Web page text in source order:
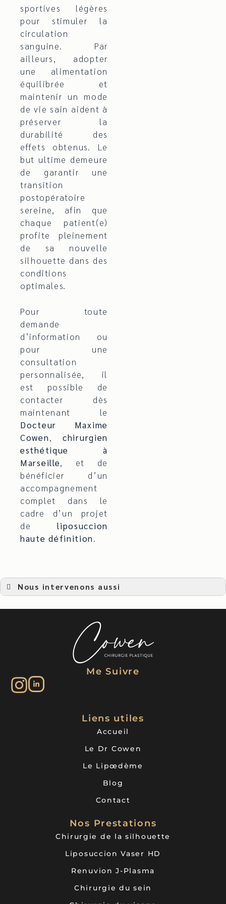
sportives légères
pour stimuler la
circulation
sanguine. Par
ailleurs, adopter
une alimentation
équilibrée et
maintenir un mode
de vie sain aident à
préserver la
durabilité des
effets obtenus. Le
but ultime demeure
de garantir une
transition
postopératoire
sereine, afin que
chaque patient(e)
profite pleinement
de sa nouvelle
silhouette dans des
conditions
optimales.
Pour toute
demande
d’information ou
pour une
consultation
personnalisée, il
est possible de
contacter dès
maintenant le
Docteur Maxime
Cowen, chirurgien
esthétique à
Marseille, et de
bénéficier d’un
accompagnement
complet dans le
cadre d’un projet
deliposuccion
haute définition.
Nous intervenons aussi
Liposuccion à Aubagne
Liposuccion à Rognac
Liposuccion à Bouc Bel Air
Liposuccion à Saint-Martin-de-Crau
Liposuccion à Châteauneuf-les-Martigues
Liposuccion à Fos-sur-Mer
Liposuccion à Arles
Liposuccion à Châteaurenard
Liposuccion à Tarascon
Liposuccion à Cogolin
Liposuccion à Draguignan
Liposuccion Le Pradet
Liposuccion à La Valette-du-Var
Liposuccion aux Pennes-Mirabeau
Liposuccion à Marseille
Liposuccion à Martigues
Liposuccion à Port-de-Bouc
Liposuccion à Berre-l’Étang
Liposuccion à Miramas
Liposuccion à Vidauban
Liposuccion à Saint-Cyr-sur-Mer
Me Suivre
Liens utiles
Accueil
Le Dr Cowen
Le Lipœdème
Blog
Contact
Nos Prestations
Chirurgie de la silhouette
Liposuccion Vaser HD
Renuvion J-Plasma
Chirurgie du sein